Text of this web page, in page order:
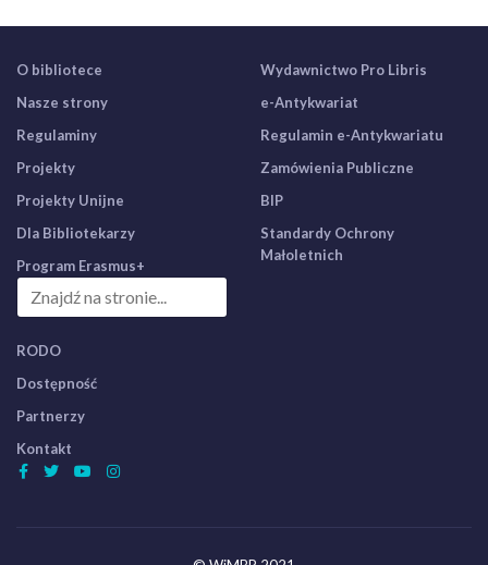
O bibliotece
Nasze strony
Regulaminy
Projekty
Projekty Unijne
Dla Bibliotekarzy
Program Erasmus+
Wydawnictwo Pro Libris
e-Antykwariat
Regulamin e-Antykwariatu
Zamówienia Publiczne
BIP
Standardy Ochrony
Małoletnich
RODO
Dostępność
Partnerzy
Kontakt